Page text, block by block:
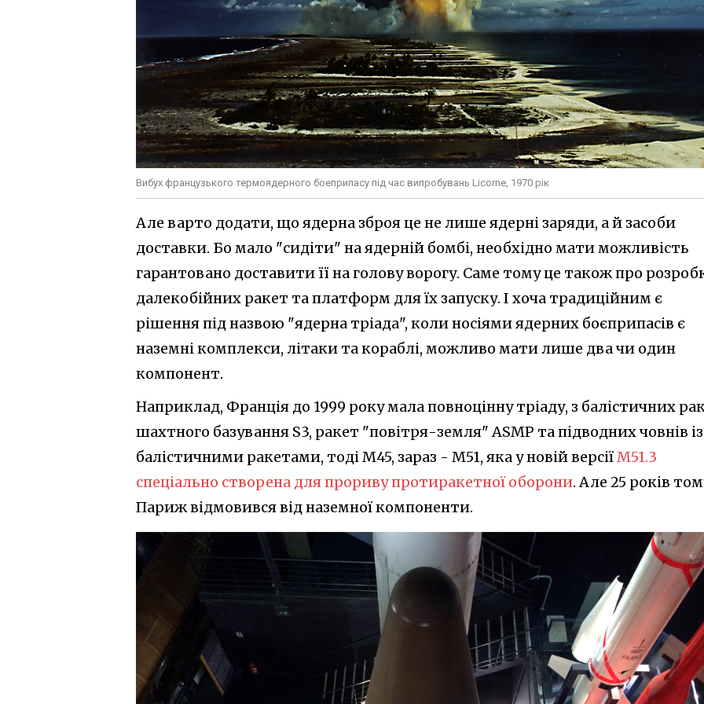
Вибух французького термоядерного боеприпасу під час випробувань Licorne, 1970 рік
Але варто додати, що ядерна зброя це не лише ядерні заряди, а й засоби
доставки. Бо мало "сидіти" на ядерній бомбі, необхідно мати можливість
гарантовано доставити її на голову ворогу. Саме тому це також про
далекобійних ракет та платформ для їх запуску. І хоча традиційним є
рішення під назвою "ядерна тріада", коли носіями ядерних боєприпасів є
наземні комплекси, літаки та кораблі, можливо мати лише два чи один
компонент.
Наприклад, Франція до 1999 року мала повноцінну тріаду, з балістичних
шахтного базування S3, ракет "повітря-земля" ASMP та підводних човнів із
балістичними ракетами, тоді M45, зараз - M51, яка у новій версіїM51.3
спеціально створена для прориву протиракетної оборони. Але 25 років
Париж відмовився від наземної компоненти.